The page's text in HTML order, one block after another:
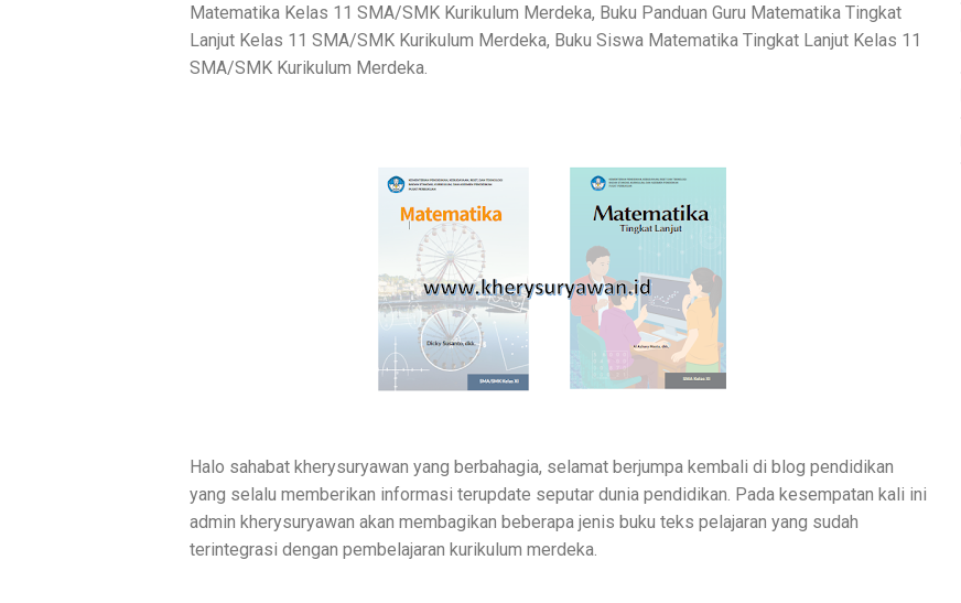
Matematika Kelas 11 SMA/SMK Kurikulum Merdeka, Buku Panduan Guru Matematika Tingkat
Lanjut Kelas 11 SMA/SMK Kurikulum Merdeka, Buku Siswa Matematika Tingkat Lanjut Kelas 11
SMA/SMK Kurikulum Merdeka.
Halo sahabat kherysuryawan yang berbahagia, selamat berjumpa kembali di blog pendidikan
yang selalu memberikan informasi terupdate seputar dunia pendidikan. Pada kesempatan kali ini
admin kherysuryawan akan membagikan beberapa jenis buku teks pelajaran yang sudah
terintegrasi dengan pembelajaran kurikulum merdeka.